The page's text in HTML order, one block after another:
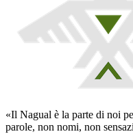
«Il Nagual è la parte di noi
parole, non nomi, non